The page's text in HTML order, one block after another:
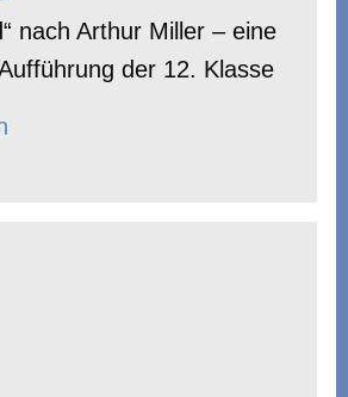
nach Arthur Miller – eine
der 12. Klasse